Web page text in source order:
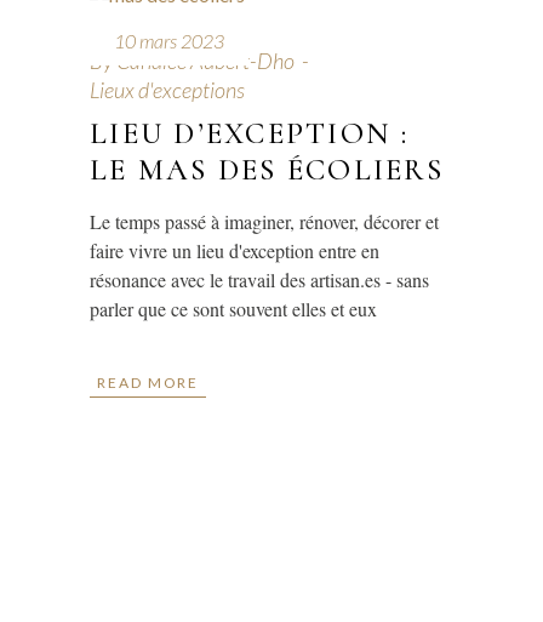
10 mars 2023
By Candice Aubert-Dho
Lieux d'exceptions
LIEU D’EXCEPTION :
LE MAS DES ÉCOLIERS
Le temps passé à imaginer, rénover, décorer et
faire vivre un lieu d'exception entre en
résonance avec le travail des artisan.es - sans
parler que ce sont souvent elles et eux
READ MORE